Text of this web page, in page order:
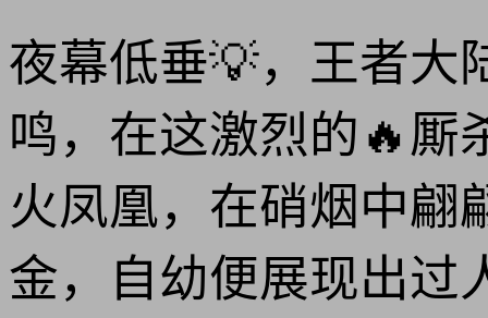
夜幕低垂💡，王者大
鸣，在这激烈的🔥厮
火凤凰，在硝烟中翩
金，自幼便展现出过